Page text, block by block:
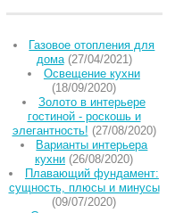
Газовое отопления для
дома(27/04/2021)
Освещение кухни
(18/09/2020)
Золото в интерьере
гостиной - роскошь и
элегантность! (27/08/2020)
Варианты интерьера
кухни (26/08/2020)
Плавающий фундамент:
сущность, плюсы и минусы
(09/07/2020)